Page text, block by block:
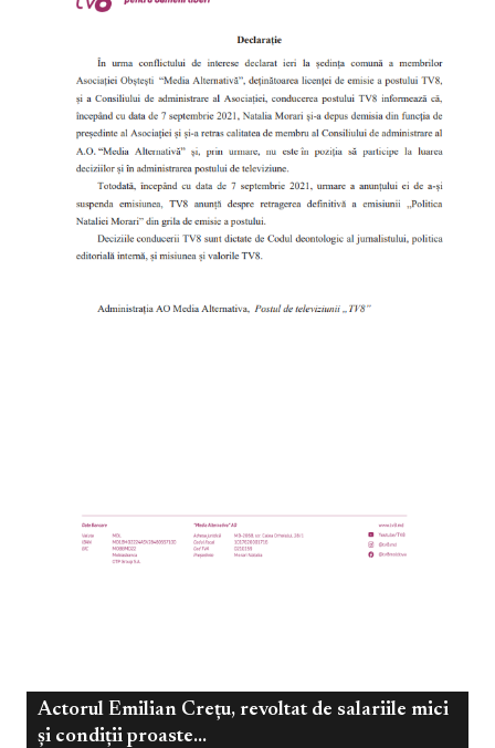
Mai 6, 2023 Fierbinte,Influenceri
Actorul Emilian Crețu, revoltat de salariile mici
și condiții proaste...